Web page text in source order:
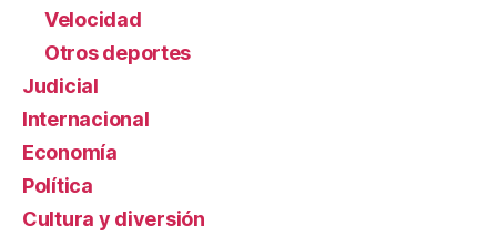
Velocidad
Otros deportes
Judicial
Internacional
Economía
Política
Cultura y diversión